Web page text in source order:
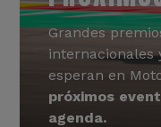
Grandes
internacionales
esperan en
próximos
agenda.